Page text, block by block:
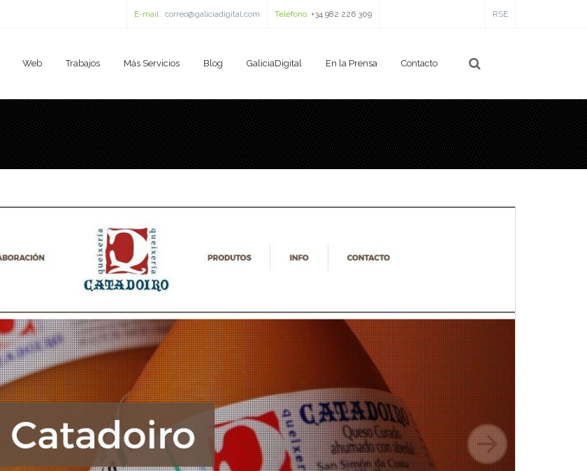
E-mail : correo@galiciadigital.com Teléfono: +34 982 226 309 RSE
Web Trabajos Más Servicios Blog GaliciaDigital En la Prensa Contacto